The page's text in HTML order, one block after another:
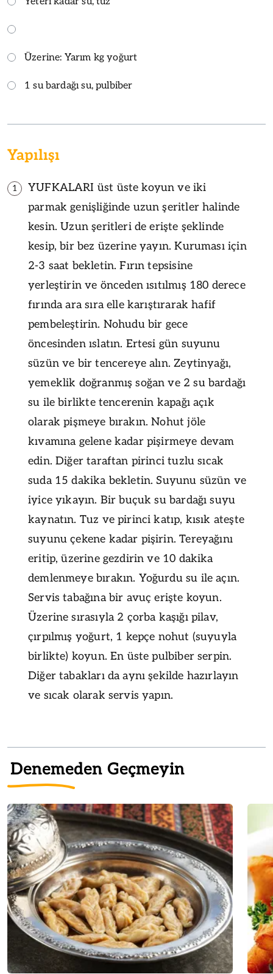
Üzerine: Yarım kg yoğurt
1 su bardağı su, pulbiber
Yapılışı
1
YUFKALARI üst üste koyun ve iki
parmak genişliğinde uzun şeritler halinde
kesin. Uzun şeritleri de erişte şeklinde
kesip, bir bez üzerine yayın. Kuruması için
2-3 saat bekletin. Fırın tepsisine
yerleştirin ve önceden ısıtılmış 180 derece
fırında ara sıra elle karıştırarak hafif
pembeleştirin. Nohudu bir gece
öncesinden ıslatın. Ertesi gün suyunu
süzün ve bir tencereye alın. Zeytinyağı,
yemeklik doğranmış soğan ve 2 su bardağı
su ile birlikte tencerenin kapağı açık
olarak pişmeye bırakın. Nohut jöle
kıvamına gelene kadar pişirmeye devam
edin. Diğer taraftan pirinci tuzlu sıcak
suda 15 dakika bekletin. Suyunu süzün ve
iyice yıkayın. Bir buçuk su bardağı suyu
kaynatın. Tuz ve pirinci katıp, kısık ateşte
suyunu çekene kadar pişirin. Tereyağını
eritip, üzerine gezdirin ve 10 dakika
demlenmeye bırakın. Yoğurdu su ile açın.
Servis tabağına bir avuç erişte koyun.
Üzerine sırasıyla 2 çorba kaşığı pilav,
çırpılmış yoğurt, 1 kepçe nohut (suyuyla
birlikte) koyun. En üste pulbiber serpin.
Diğer tabakları da aynı şekilde hazırlayın
ve sıcak olarak servis yapın.
Denemeden Geçmeyin